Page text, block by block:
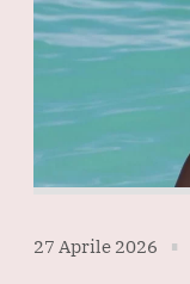
27 Aprile 2026 ∎